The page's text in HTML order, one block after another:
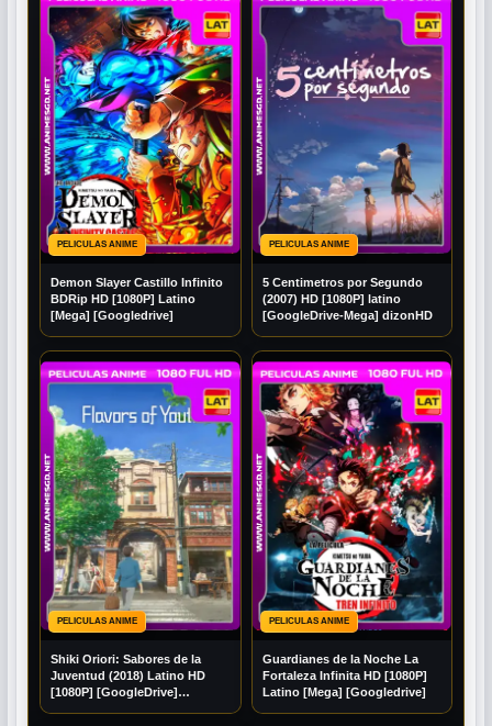
PELICULAS ANIME
Demon Slayer Castillo Infinito
BDRip HD [1080P] Latino
[Mega] [Googledrive]
PELICULAS ANIME
5 Centimetros por Segundo
(2007) ​HD [1080P] latino
[GoogleDrive-Mega] dizonHD
PELICULAS ANIME
Shiki Oriori: Sabores de la
Juventud (2018) Latino HD
[1080P] [GoogleDrive]
PELICULAS ANIME
Guardianes de la Noche La
Fortaleza Infinita HD [1080P]
Latino [Mega] [Googledrive]